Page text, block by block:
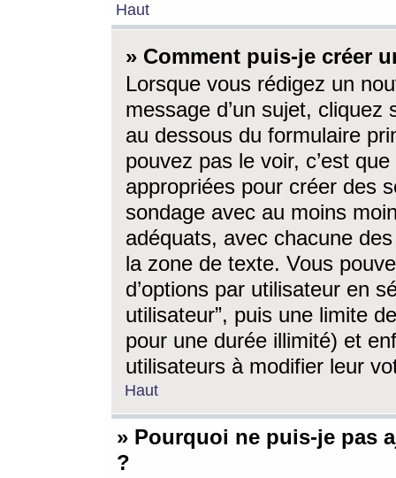
Haut
» Comment puis-je créer
Lorsque vous rédigez un
message d’un sujet, cliquez
au dessous du formulaire
pouvez pas le voir, c’est
appropriées pour créer des
sondage avec au moins
adéquats, avec chacune
la zone de texte. Vous
d’options par utilisateur en
utilisateur”, puis une limite
pour une durée illimité) et
utilisateurs à modifier leur
Haut
» Pourquoi ne puis-je pas
?